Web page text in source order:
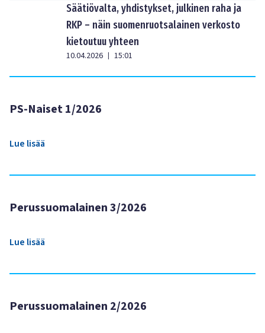
Säätiövalta, yhdistykset, julkinen raha ja
RKP – näin suomenruotsalainen verkosto
kietoutuu yhteen
10.04.2026 | 15:01
PS-Naiset 1/2026
Lue lisää
Perussuomalainen 3/2026
Lue lisää
Perussuomalainen 2/2026